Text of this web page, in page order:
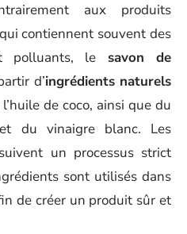
aux produits
contiennent souvent des
polluants, le savon de
d’ingrédients naturels
de coco, ainsi que du
du vinaigre blanc. Les
un processus strict
sont utilisés dans
de créer un produit sûr et